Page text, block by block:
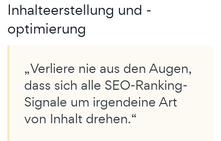
Inhalteerstellung und -
optimierung
„Verliere nie aus den Augen,
dass sich alle SEO-Ranking-
Signale um irgendeine Art
von Inhalt drehen.“